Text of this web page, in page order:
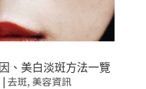
、美白淡斑方法一覽
| 去斑, 美容資訊